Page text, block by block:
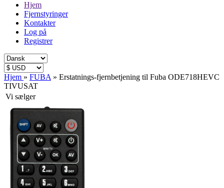
Hjem
Fjernstyringer
Kontakter
Log på
Registrer
Hjem » FUBA » Erstatnings-fjernbetjening til Fuba ODE718HEVC
TIVUSAT
Vi sælger